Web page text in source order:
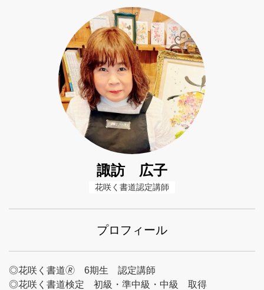
諏訪 広子
花咲く書道認定講師
プロフィール
◎花咲く書道🄬 6期生 認定講師
◎花咲く書道検定 初級・準中級・中級 取得